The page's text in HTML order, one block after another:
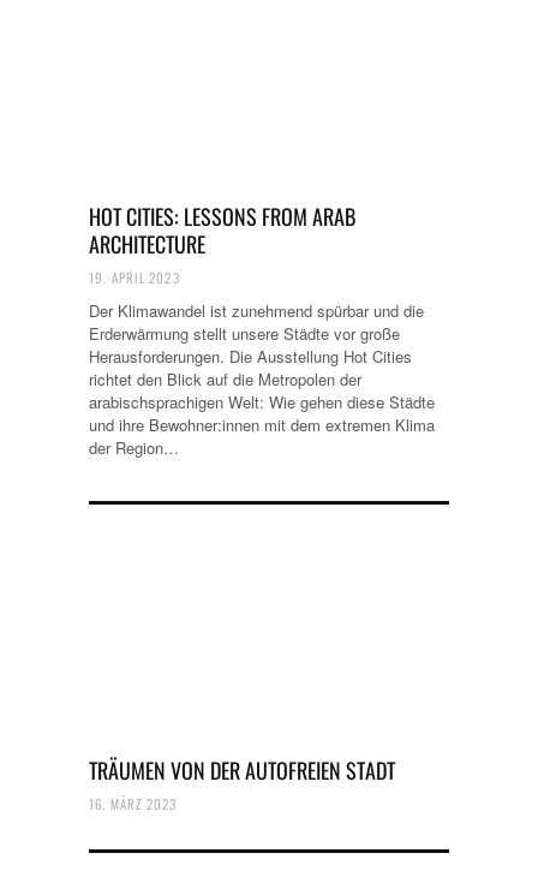
HOT CITIES: LESSONS FROM ARAB
ARCHITECTURE
19. APRIL 2023
Der Klimawandel ist zunehmend spürbar und die
Erderwärmung stellt unsere Städte vor große
Herausforderungen. Die Ausstellung Hot Cities
richtet den Blick auf die Metropolen der
arabischsprachigen Welt: Wie gehen diese Städte
und ihre Bewohner:innen mit dem extremen Klima
der Region…
TRÄUMEN VON DER AUTOFREIEN STADT
16. MÄRZ 2023